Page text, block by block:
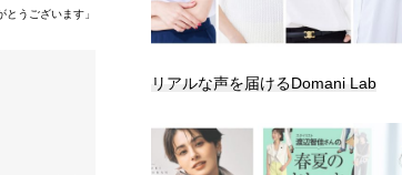
うございます」
リアルな声を届けるDomani Lab